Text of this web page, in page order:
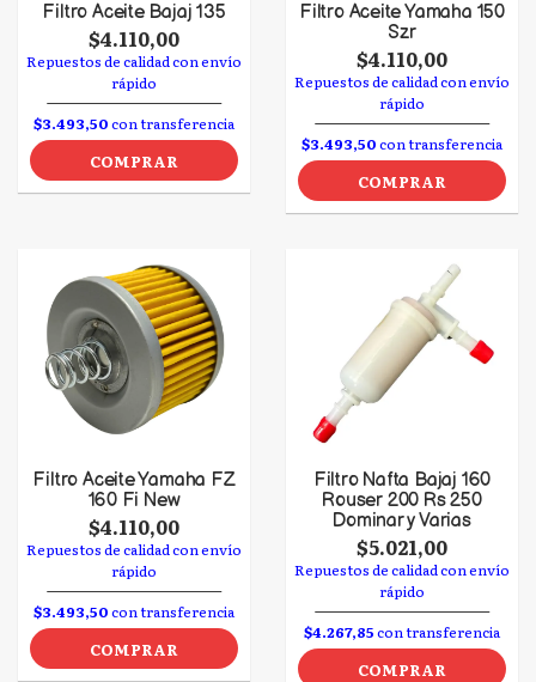
Filtro Aceite Bajaj 135
$4.110,00
Repuestos de calidad con envío
rápido
$3.493,50con transferencia
COMPRAR
Filtro Aceite Yamaha 150
Szr
$4.110,00
Repuestos de calidad con envío
rápido
$3.493,50con transferencia
COMPRAR
Filtro Aceite Yamaha FZ
160 Fi New
$4.110,00
Repuestos de calidad con envío
rápido
$3.493,50con transferencia
COMPRAR
Filtro Nafta Bajaj 160
Rouser 200 Rs 250
Dominar y Varias
$5.021,00
Repuestos de calidad con envío
rápido
$4.267,85con transferencia
COMPRAR